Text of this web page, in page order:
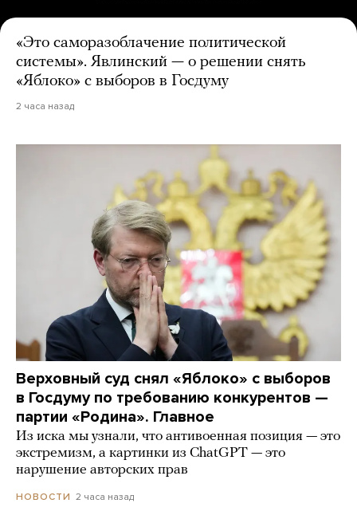
«Это саморазоблачение политической
системы». Явлинский — о решении снять
«Яблоко» с выборов в Госдуму
2 часа назад
Верховный суд снял «Яблоко» с выборов
в Госдуму по требованию конкурентов —
партии «Родина». Главное
Из иска мы узнали, что антивоенная позиция — это
экстремизм, а картинки из СhatGPT — это
нарушение авторских прав
НОВОСТИ 2 часа назад